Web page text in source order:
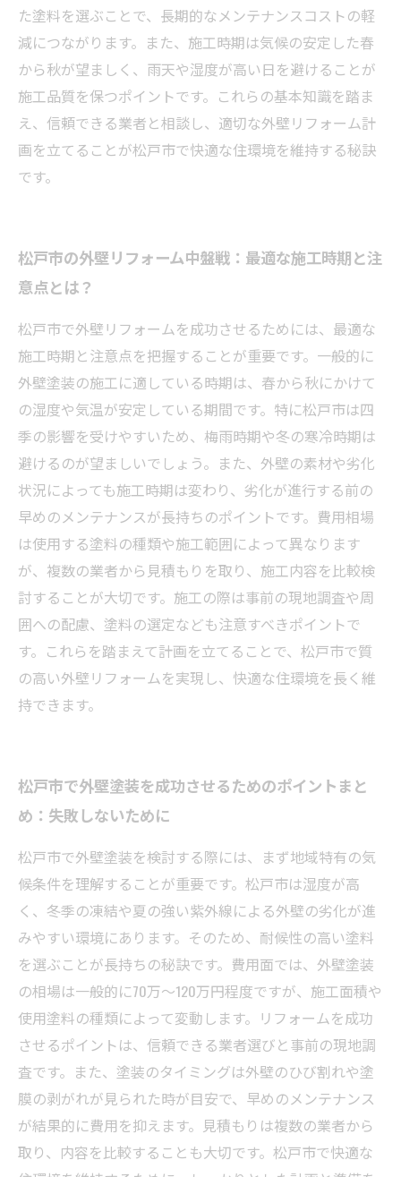
た塗料を選ぶことで、長期的なメンテナンスコストの軽
減につながります。また、施工時期は気候の安定した春
から秋が望ましく、雨天や湿度が高い日を避けることが
施工品質を保つポイントです。これらの基本知識を踏ま
え、信頼できる業者と相談し、適切な外壁リフォーム計
画を立てることが松戸市で快適な住環境を維持する秘訣
です。
松戸市の外壁リフォーム中盤戦：最適な施工時期と注
意点とは？
松戸市で外壁リフォームを成功させるためには、最適な
施工時期と注意点を把握することが重要です。一般的に
外壁塗装の施工に適している時期は、春から秋にかけて
の湿度や気温が安定している期間です。特に松戸市は四
季の影響を受けやすいため、梅雨時期や冬の寒冷時期は
避けるのが望ましいでしょう。また、外壁の素材や劣化
状況によっても施工時期は変わり、劣化が進行する前の
早めのメンテナンスが長持ちのポイントです。費用相場
は使用する塗料の種類や施工範囲によって異なります
が、複数の業者から見積もりを取り、施工内容を比較検
討することが大切です。施工の際は事前の現地調査や周
囲への配慮、塗料の選定なども注意すべきポイントで
す。これらを踏まえて計画を立てることで、松戸市で質
の高い外壁リフォームを実現し、快適な住環境を長く維
持できます。
松戸市で外壁塗装を成功させるためのポイントまと
め：失敗しないために
松戸市で外壁塗装を検討する際には、まず地域特有の気
候条件を理解することが重要です。松戸市は湿度が高
く、冬季の凍結や夏の強い紫外線による外壁の劣化が進
みやすい環境にあります。そのため、耐候性の高い塗料
を選ぶことが長持ちの秘訣です。費用面では、外壁塗装
の相場は一般的に70万～120万円程度ですが、施工面積や
使用塗料の種類によって変動します。リフォームを成功
させるポイントは、信頼できる業者選びと事前の現地調
査です。また、塗装のタイミングは外壁のひび割れや塗
膜の剥がれが見られた時が目安で、早めのメンテナンス
が結果的に費用を抑えます。見積もりは複数の業者から
取り、内容を比較することも大切です。松戸市で快適な